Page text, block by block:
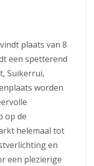
plaats van 8
een spetterend
Suikerrui,
worden
op de
helemaal tot
en
een plezierige